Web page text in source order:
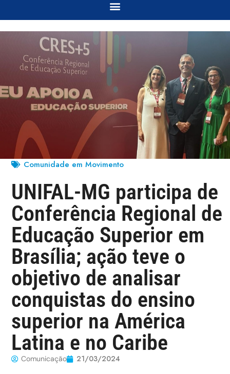
Comunidade em Movimento
UNIFAL-MG participa de
Conferência Regional de
Educação Superior em
Brasília; ação teve o
objetivo de analisar
conquistas do ensino
superior na América
Latina e no Caribe
Comunicação 21/03/2024